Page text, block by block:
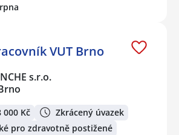
VUT Brno
s.r.o.
000 Kč
Zkrácený úvazek
pro zdravotně postižené